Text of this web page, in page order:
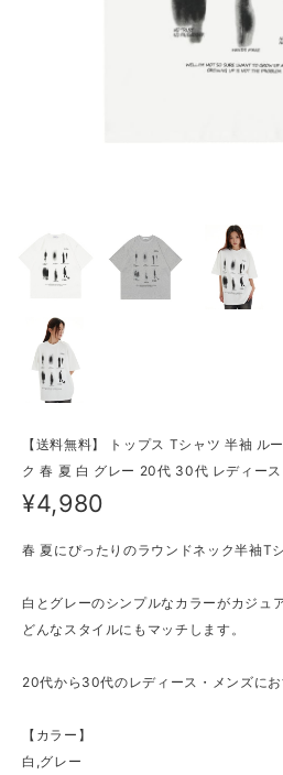
【送料無料】 トップス Tシャツ 半袖 ル
ク 春 夏 白 グレー 20代 30代 レディー
¥4,980
春 夏にぴったりのラウンドネック半袖T
白とグレーのシンプルなカラーがカジュ
どんなスタイルにもマッチします。
20代から30代のレディース・メンズにお
【カラー】
白,グレー